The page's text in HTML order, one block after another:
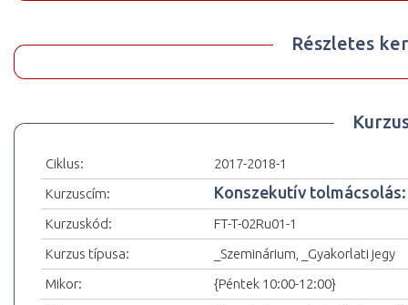
Részletes
Ciklus:
2017-2018-1
Kurzuscím:
Konszekutív
Kurzuskód:
FT-T-02Ru01-1
Kurzus típusa:
_Szeminárium, _Gyakorlati jegy
Mikor:
{Péntek 10:00-12:00}